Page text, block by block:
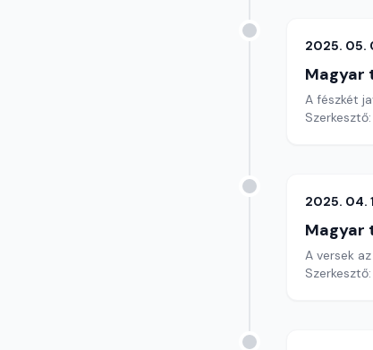
2025. 05.
Magyar
A fészkét
2025. 04.
Magyar